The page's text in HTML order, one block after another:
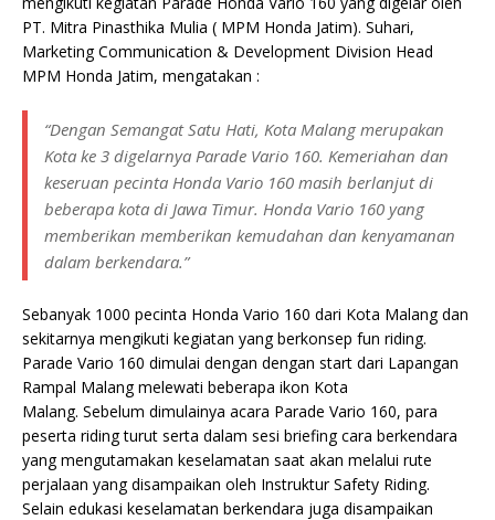
PT. Mitra Pinasthika Mulia ( MPM Honda Jatim). Suhari,
Marketing Communication & Development Division Head
MPM Honda Jatim, mengatakan :
“Dengan Semangat Satu Hati, Kota Malang merupakan
Kota ke 3 digelarnya Parade Vario 160. Kemeriahan dan
keseruan pecinta Honda Vario 160 masih berlanjut di
beberapa kota di Jawa Timur. Honda Vario 160 yang
memberikan memberikan kemudahan dan kenyamanan
dalam berkendara.”
Sebanyak 1000 pecinta Honda Vario 160 dari Kota Malang dan
sekitarnya mengikuti kegiatan yang berkonsep fun riding.
Parade Vario 160 dimulai dengan dengan start dari Lapangan
Rampal Malang melewati beberapa ikon Kota
Malang. Sebelum dimulainya acara Parade Vario 160, para
peserta riding turut serta dalam sesi briefing cara berkendara
yang mengutamakan keselamatan saat akan melalui rute
perjalaan yang disampaikan oleh Instruktur Safety Riding.
Selain edukasi keselamatan berkendara juga disampaikan